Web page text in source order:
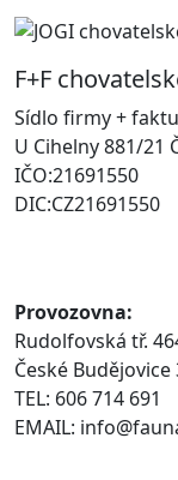
F+F
Sídlo firmy +
U Cihelny 881/21
IČO:21691550
DIC:CZ21691550
Provozovna:
Rudolfovská tř.
České Budějovice
TEL: 606 714 691
EMAIL: